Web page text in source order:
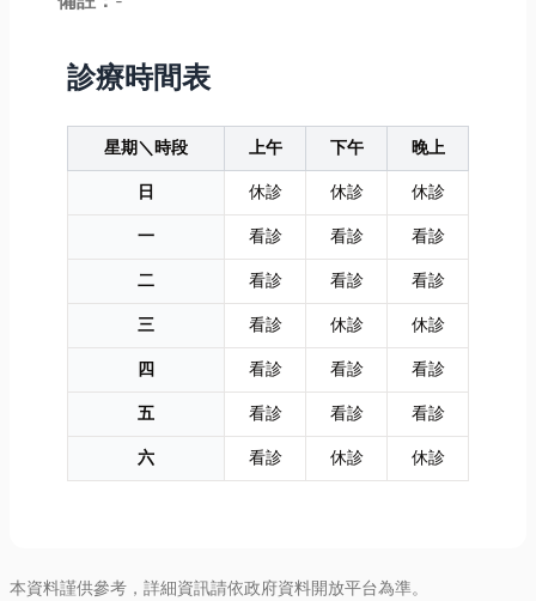
診療時間表
星期＼時段 上午 下午
晚上
日
休診 休診
休診
一
看診 看診
看診
二
看診 看診
看診
三
看診 休診
休診
四
看診 看診
看診
五
看診 看診
看診
六
看診 休診 休診
本資料謹供參考，詳細資訊請依政府資料開放平台為準。